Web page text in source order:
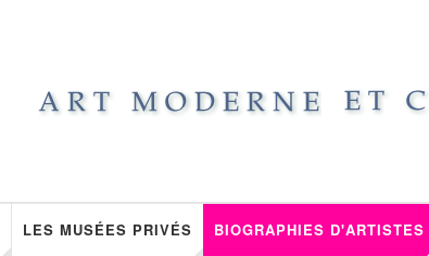
LES MUSÉES PRIVÉS BIOGRAPHIES D'ARTISTES